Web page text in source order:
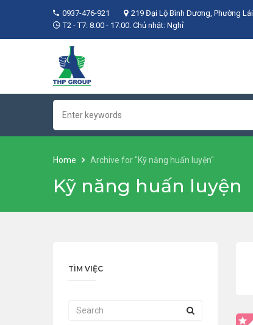
0937-476-921
219 Đại Lộ Bình Dương, Phường
T2 - T7: 8.00 - 17.00. Chủ nhật: Nghỉ
Home Archive for "Kỹ năng huấn luyện"
Kỹ năng huấn luyện
TÌM VIỆC